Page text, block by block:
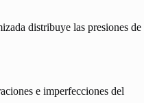
distribuye las presiones de
e imperfecciones del